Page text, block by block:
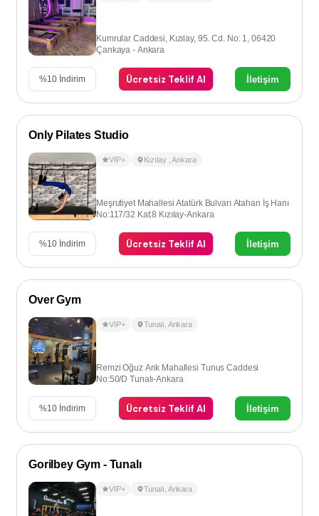
Kumrular Caddesi, Kızılay, 95. Cd. No: 1, 06420
Çankaya - Ankara
%10 İndirim Ücretsiz Teklif Al İletişim
Only Pilates Studio
VIP+ Kızılay ,Ankara
Meşrutiyet Mahallesi Atatürk Bulvarı Atahan İş Hanı
No:117/32 Kat:8 Kızılay-Ankara
%10 İndirim Ücretsiz Teklif Al İletişim
Over Gym
VIP+ Tunalı Ankara
Remzi Oğuz Arık Mahallesi Tunus Caddesi
No:50/D Tunalı-Ankara
%10 İndirim Ücretsiz Teklif Al İletişim
Gorilbey Gym - Tunalı
VIP+ Tunalı Ankara